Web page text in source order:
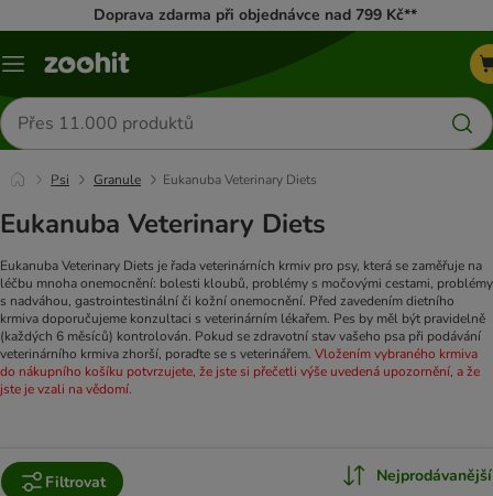
Doprava zdarma při objednávce nad 799 Kč**
Menu
Hledat
produkty
Psi Granule Eukanuba Veterinary Diets
Eukanuba Veterinary Diets
Eukanuba Veterinary Diets je řada veterinárních krmiv pro psy, která se zaměřuje na
léčbu mnoha onemocnění: bolesti kloubů, problémy s močovými cestami, problémy
s nadváhou, gastrointestinální či kožní onemocnění. Před zavedením dietního
krmiva doporučujeme konzultaci s veterinárním lékařem. Pes by měl být pravidelně
(každých 6 měsíců) kontrolován. Pokud se zdravotní stav vašeho psa při podávání
veterinárního krmiva zhorší, poraďte se s veterinářem. Vložením vybraného krmiva
do nákupního košíku potvrzujete, že jste si přečetli výše uvedená upozornění, a že
jste je vzali na vědomí.
Filtrovat Nejprodávanější